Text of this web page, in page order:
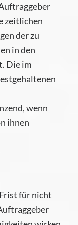
zeitlichen
der zu
in den
Die im
wenn
ihnen
für nicht